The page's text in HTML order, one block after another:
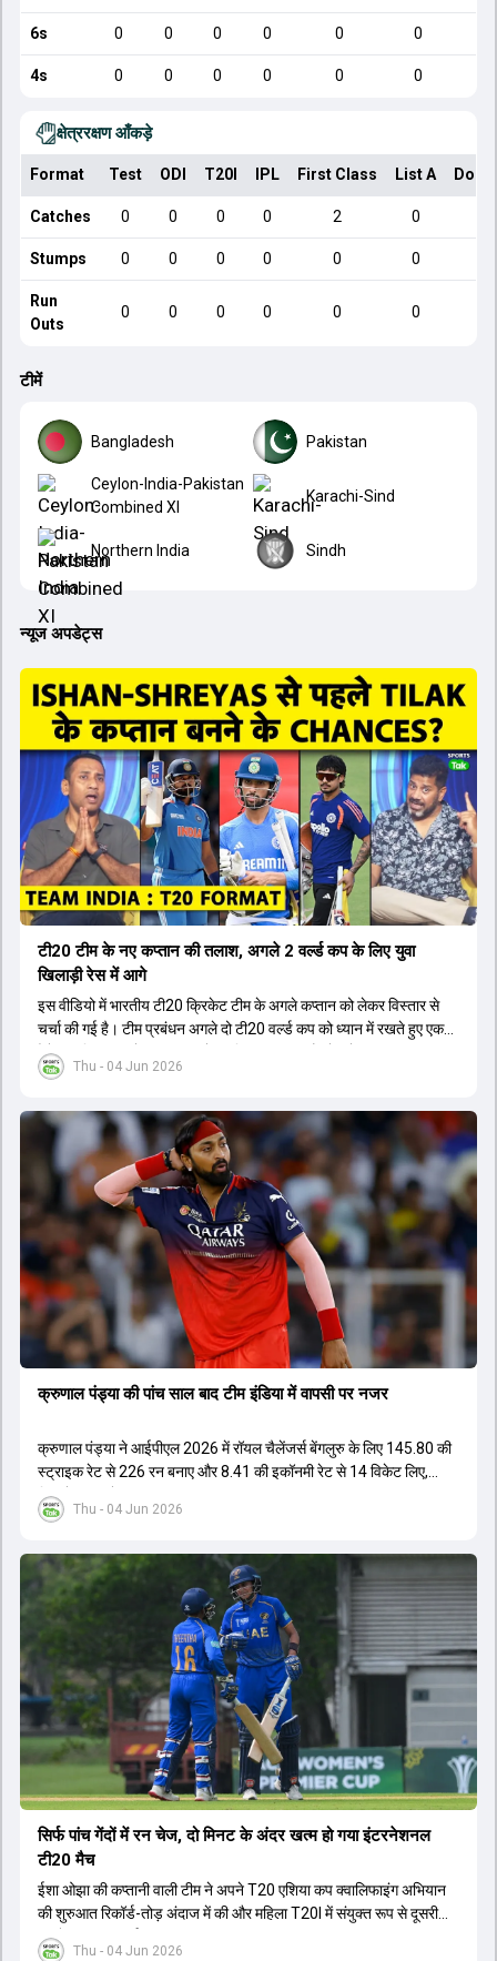
6s 0 0 0 0 0 0
4s 0 0 0 0 0 0
क्षेत्ररक्षण आँकड़े
Format Test ODI T20I IPL First Class List A
Catches 0 0 0 0 2 0
Stumps 0 0 0 0 0 0
Run
Outs
0 0 0 0 0 0
टीमें
Bangladesh Pakistan
Ceylon-India-Pakistan
Combined XI
Karachi-Sind
Northern India Sindh
न्यूज अपडेट्स
Thu - 04 Jun 2026
टी20 टीम के नए कप्तान की तलाश, अगले 2 वर्ल्ड कप के लिए युवा
खिलाड़ी रेस में आगे
इस वीडियो में भारतीय टी20 क्रिकेट टीम के अगले कप्तान को लेकर विस्तार से
चर्चा की गई है। टीम प्रबंधन अगले दो टी20 वर्ल्ड कप को ध्यान में रखते हुए एक
ऐसे युवा खिलाड़ी को कप्तान बनाने पर विचार कर रहा है जो लंबे समय तक टीम का
नेतृत्व कर सके। चर्चा में बताया गया है कि टी20 टीम को टेस्ट और वनडे टीम से
घरेलू क्रिकेट में कप्तानी का अनुभव है, जबकि कुछ ऐसे भी हैं जिनके पास अनुभव
नहीं है लेकिन उम्र उनके पक्ष में है। दूसरी ओर, कई दिग्गज और अनुभवी खिलाड़ी
इस कप्तानी की दौड़ से बाहर बताए जा रहे हैं। विकेटकीपर की भूमिका को लेकर भी
स्पष्टता दी गई है कि टी20 में ओपनिंग करने वाले विकेटकीपर को ही प्राथमिकता दी
जाएगी। टीम का मुख्य लक्ष्य एक ऐसा कप्तान चुनना है जो अगले चार से आठ साल
तक टीम की कमान संभाल सके।
Thu - 04 Jun 2026
क्रुणाल पंड्या की पांच साल बाद टीम इंडिया में वापसी पर नजर
क्रुणाल पंड्या ने आईपीएल 2026 में रॉयल चैलेंजर्स बेंगलुरु के लिए 145.80 की
स्ट्राइक रेट से 226 रन बनाए और 8.41 की इकॉनमी रेट से 14 विकेट लिए,
जिससे RCB ने अपना लगातार दूसरा IPL टाइटल जीता.
Thu - 04 Jun 2026
सिर्फ पांच गेंदों में रन चेज, दो मिनट के अंदर खत्म हो गया इंटरनेशनल
टी20 मैच
ईशा ओझा की कप्तानी वाली टीम ने अपने T20 एशिया कप क्वालिफाइंग अभियान
की शुरुआत रिकॉर्ड-तोड़ अंदाज में की और महिला T20I में संयुक्त रूप से दूसरी
सबसे बड़ी जीत दर्ज की.